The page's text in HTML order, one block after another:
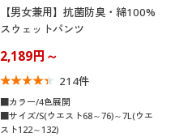
【男女兼用】抗菌防臭・綿100%
スウェットパンツ
2,189円～
214件
■カラー/4色展開
■サイズ/S(ウエスト68～76)～7L(ウエ
スト122～132)